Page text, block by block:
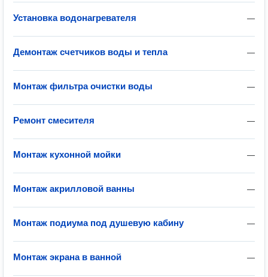
—
Установка водонагревателя
—
Демонтаж счетчиков воды и тепла
—
Монтаж фильтра очистки воды
—
Ремонт смесителя
—
Монтаж кухонной мойки
—
Монтаж акрилловой ванны
—
Монтаж подиума под душевую кабину
—
Монтаж экрана в ванной